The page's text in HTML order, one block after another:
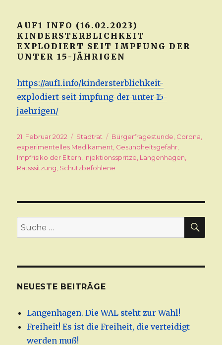
AUF1 INFO (16.02.2023)
KINDERSTERBLICHKEIT
EXPLODIERT SEIT IMPFUNG DER
UNTER 15-JÄHRIGEN
https://auf1.info/kindersterblichkeit-
explodiert-seit-impfung-der-unter-15-
jaehrigen/
Veröffentlicht
am
21. Februar 2022 Kategorien
Stadtrat Schlagwörter
Bürgerfragestunde, Corona,
experimentelles Medikament, Gesundheitsgefahr,
Impfrisiko der Eltern, Injektionsspritze, Langenhagen,
Ratsssitzung, Schutzbefohlene
Suche
nach:
NEUESTE BEITRÄGE
Langenhagen. Die WAL steht zur Wahl!
Freiheit! Es ist die Freiheit, die verteidigt
werden muß!